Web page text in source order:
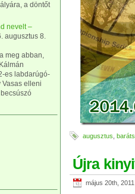
augusztus
Újra
május 20th, 2011
a döntőt
nevelt –
augusztus 8.
meg abban,
es labdarúgó-
elleni